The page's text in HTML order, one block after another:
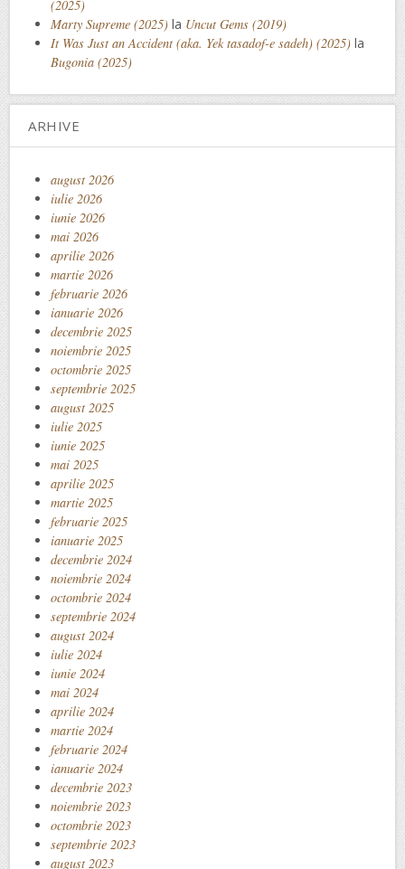
(2025)
Marty Supreme (2025) la Uncut Gems (2019)
It Was Just an Accident (aka. Yek tasadof-e sadeh) (2025) la
Bugonia (2025)
ARHIVE
august 2026
iulie 2026
iunie 2026
mai 2026
aprilie 2026
martie 2026
februarie 2026
ianuarie 2026
decembrie 2025
noiembrie 2025
octombrie 2025
septembrie 2025
august 2025
iulie 2025
iunie 2025
mai 2025
aprilie 2025
martie 2025
februarie 2025
ianuarie 2025
decembrie 2024
noiembrie 2024
octombrie 2024
septembrie 2024
august 2024
iulie 2024
iunie 2024
mai 2024
aprilie 2024
martie 2024
februarie 2024
ianuarie 2024
decembrie 2023
noiembrie 2023
octombrie 2023
septembrie 2023
august 2023